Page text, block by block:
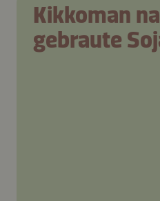
Kikkoman
gebraute